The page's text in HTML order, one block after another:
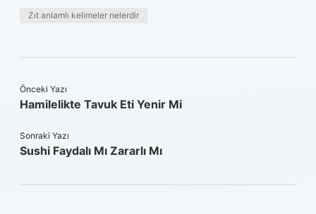
Zıt anlamlı kelimeler nelerdir
Önceki Yazı
Hamilelikte Tavuk Eti Yenir Mi
Sonraki Yazı
Sushi Faydalı Mı Zararlı Mı